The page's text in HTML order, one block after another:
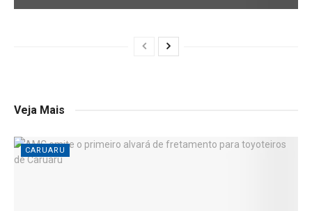
Veja Mais
CARUARU